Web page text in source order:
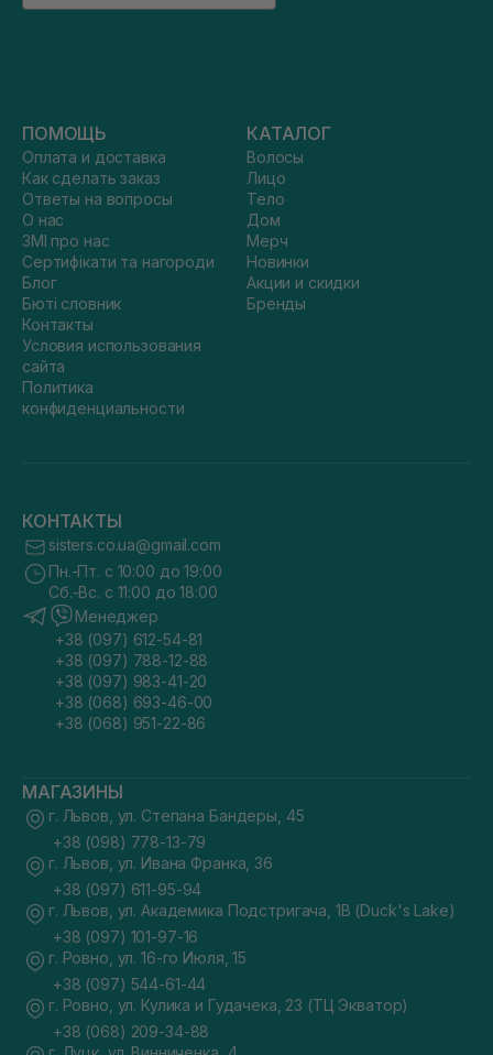
ПОМОЩЬ
Оплата и доставка
Как сделать заказ
Ответы на вопросы
О нас
ЗМІ про нас
Сертифікати та нагороди
Блог
Бюті словник
Контакты
Условия использования
сайта
Политика
конфиденциальности
КАТАЛОГ
Волосы
Лицо
Тело
Дом
Мерч
Новинки
Акции и скидки
Бренды
КОНТАКТЫ
sisters.co.ua@gmail.com
Пн.-Пт. с 10:00 до 19:00
Сб.-Вс. с 11:00 до 18:00
Менеджер
+38 (097) 612-54-81
+38 (097) 788-12-88
+38 (097) 983-41-20
+38 (068) 693-46-00
+38 (068) 951-22-86
МАГАЗИНЫ
г. Львов, ул. Степана Бандеры, 45
+38 (098) 778-13-79
г. Львов, ул. Ивана Франка, 36
+38 (097) 611-95-94
г. Львов, ул. Академика Подстригача, 1В (Duck's Lake)
+38 (097) 101-97-16
г. Ровно, ул. 16-го Июля, 15
+38 (097) 544-61-44
г. Ровно, ул. Кулика и Гудачека, 23 (ТЦ Экватор)
+38 (068) 209-34-88